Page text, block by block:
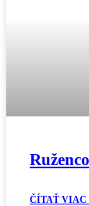
ČÍTAŤ VIAC